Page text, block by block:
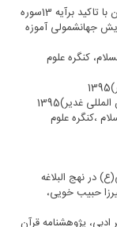
الگوی دعوت به تقوا در آموزه های جهان شمول قرآن با تاکید برآیه 13سوره
جهانشمولی آموزه
كنگره علوم
غدیر)1395
،كنگره علوم
در نهج البلاغه
حبیب خویی،
پژوهشنامه قرآن